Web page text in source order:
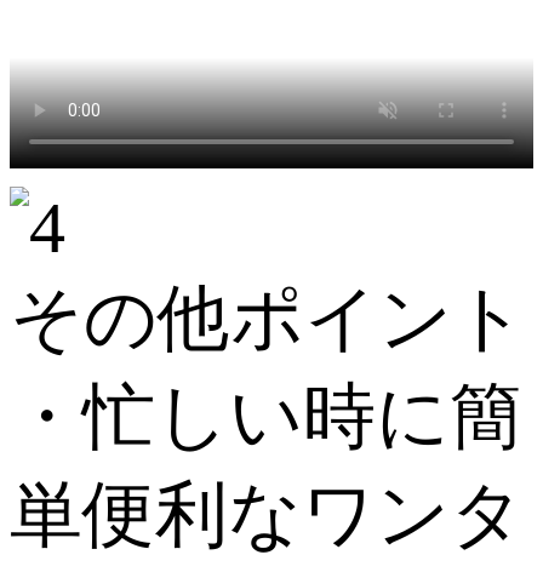
その他ポイント
・忙しい時に簡
単便利なワンタ